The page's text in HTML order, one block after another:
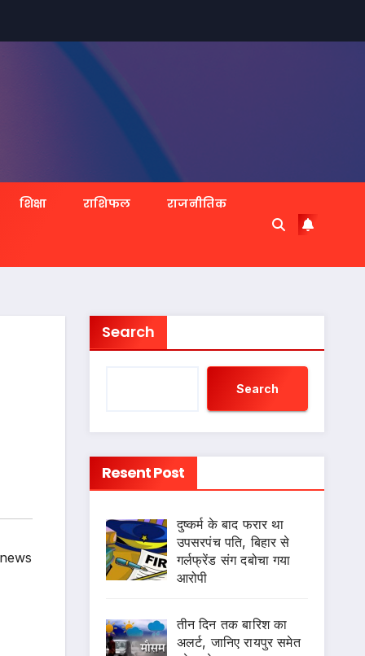
शिक्षा राशिफल राजनीतिक
Search
Search
Resent Post
दुष्कर्म के बाद फरार था
उपसरपंच पति, बिहार से
गर्लफ्रेंड संग दबोचा गया
आरोपी
तीन दिन तक बारिश का
अलर्ट, जानिए रायपुर समेत